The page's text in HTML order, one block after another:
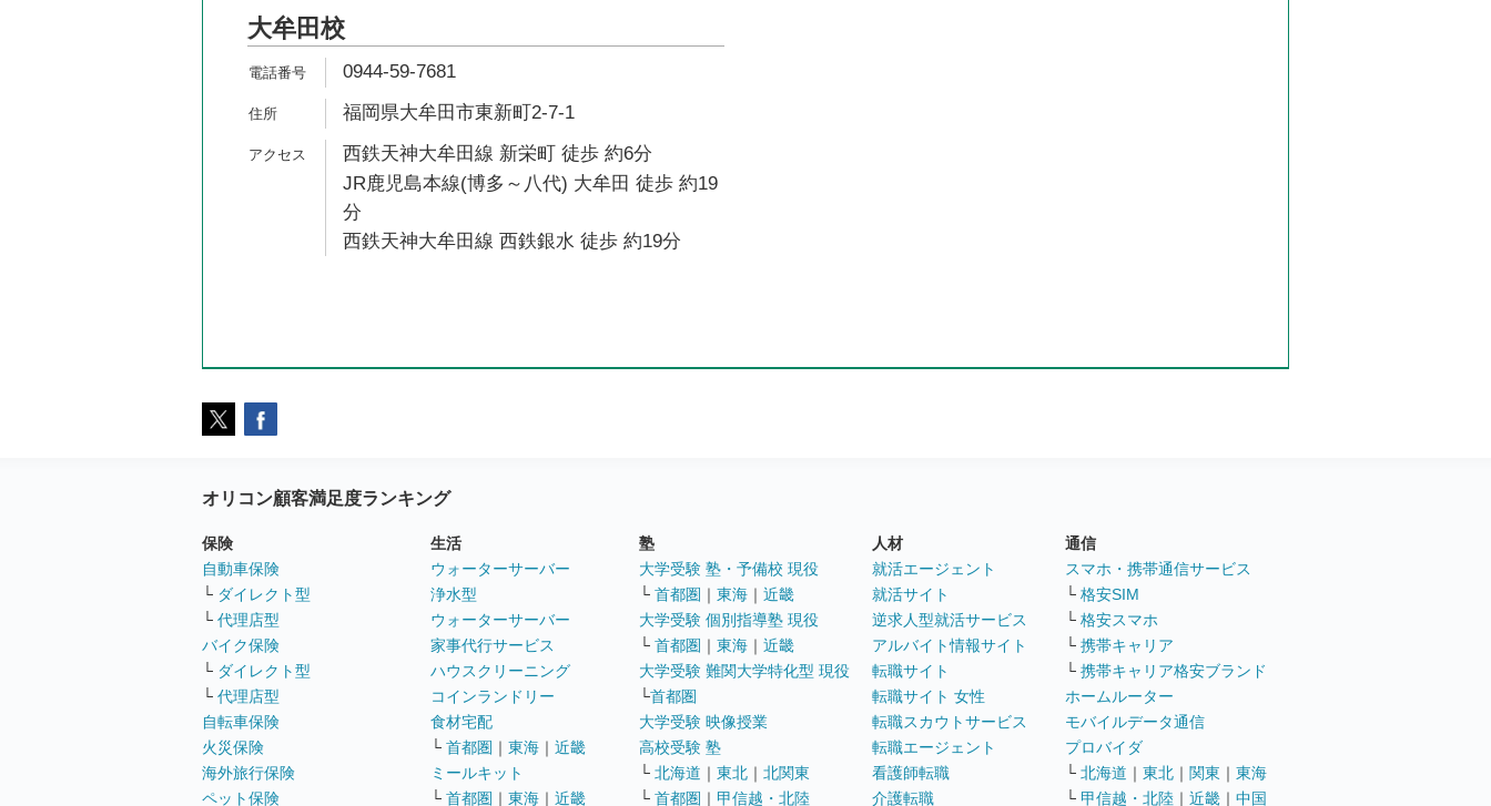
大牟田校
0944-59-7681
福岡県大牟田市東新町2-7-1
西鉄天神大牟田線 新栄町 徒歩 約6分
JR鹿児島本線(博多～八代) 大牟田 徒歩 約19
分
西鉄天神大牟田線 西鉄銀水 徒歩 約19分
オリコン顧客満足度ランキング
保険
自動車保険
└ ダイレクト型
└ 代理店型
バイク保険
└ ダイレクト型
└ 代理店型
自転車保険
火災保険
海外旅行保険
ペット保険
生活
ウォーターサーバー
浄水型
ウォーターサーバー
家事代行サービス
ハウスクリーニング
コインランドリー
食材宅配
└ 首都圏 ｜ 東海 ｜ 近畿
ミールキット
└ 首都圏 ｜ 東海 ｜ 近畿
塾
大学受験 塾・予備校 現役
└ 首都圏 ｜ 東海 ｜ 近畿
大学受験 個別指導塾 現役
└ 首都圏 ｜ 東海 ｜ 近畿
大学受験 難関大学特化型 現役
└首都圏
大学受験 映像授業
高校受験 塾
└ 北海道 ｜ 東北 ｜ 北関東
└ 首都圏 ｜ 甲信越・北陸
人材
就活エージェント
就活サイト
逆求人型就活サービス
アルバイト情報サイト
転職サイト
転職サイト 女性
転職スカウトサービス
転職エージェント
看護師転職
介護転職
通信
スマホ・携帯通信サービス
└ 格安SIM
└ 格安スマホ
└ 携帯キャリア
└ 携帯キャリア格安ブランド
ホームルーター
モバイルデータ通信
プロバイダ
└ 北海道 ｜ 東北 ｜ 関東 ｜ 東海
└ 甲信越・北陸 ｜ 近畿 ｜ 中国